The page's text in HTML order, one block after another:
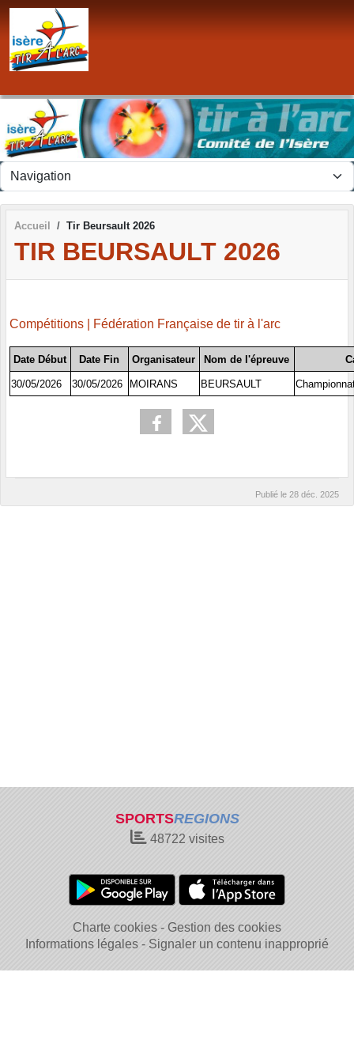
Accueil Tir Beursault 2026
TIR BEURSAULT 2026
Compétitions | Fédération Française de tir à l'arc
Date Début Date Fin Organisateur Nom de l'épreuve
30/05/2026 30/05/2026 MOIRANS BEURSAULT
Publié le 28 déc. 2025
SPORTSREGIONS
48722 visites
Charte cookies
Gestion des cookies
Informations légales
Signaler un contenu inapproprié
Panneau de gestion des cookies